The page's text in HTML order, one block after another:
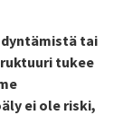
tai
tukee
ei ole riski,